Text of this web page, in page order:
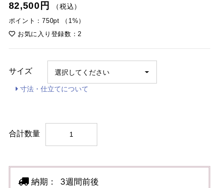
82,500円
（税込）
ポイント：750pt （1%）
お気に入り登録数：2
サイズ
寸法・仕立てについて
合計数量
納期： 3週間前後